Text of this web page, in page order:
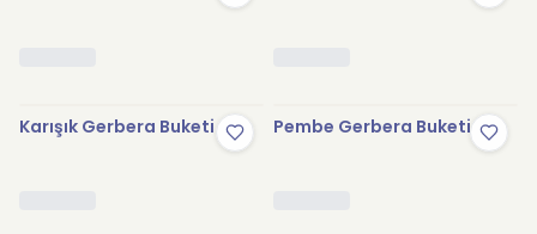
Karışık Gerbera Buketi Pembe Gerbera Buketi